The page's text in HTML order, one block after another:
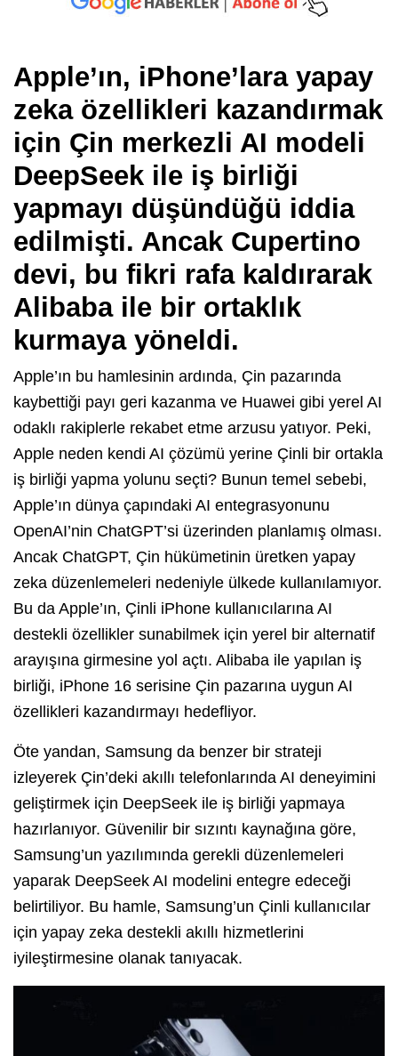
Apple’ın, iPhone’lara yapay
zeka özellikleri kazandırmak
için Çin merkezli AI modeli
DeepSeek ile iş birliği
yapmayı düşündüğü iddia
edilmişti. Ancak Cupertino
devi, bu fikri rafa kaldırarak
Alibaba ile bir ortaklık
kurmaya yöneldi.
Apple’ın bu hamlesinin ardında, Çin pazarında
kaybettiği payı geri kazanma ve Huawei gibi yerel AI
odaklı rakiplerle rekabet etme arzusu yatıyor. Peki,
Apple neden kendi AI çözümü yerine Çinli bir ortakla
iş birliği yapma yolunu seçti? Bunun temel sebebi,
Apple’ın dünya çapındaki AI entegrasyonunu
OpenAI’nin ChatGPT’si üzerinden planlamış olması.
Ancak ChatGPT, Çin hükümetinin üretken yapay
zeka düzenlemeleri nedeniyle ülkede kullanılamıyor.
Bu da Apple’ın, Çinli iPhone kullanıcılarına AI
destekli özellikler sunabilmek için yerel bir alternatif
arayışına girmesine yol açtı. Alibaba ile yapılan iş
birliği, iPhone 16 serisine Çin pazarına uygun AI
özellikleri kazandırmayı hedefliyor.
Öte yandan, Samsung da benzer bir strateji
izleyerek Çin’deki akıllı telefonlarında AI deneyimini
geliştirmek için DeepSeek ile iş birliği yapmaya
hazırlanıyor. Güvenilir bir sızıntı kaynağına göre,
Samsung’un yazılımında gerekli düzenlemeleri
yaparak DeepSeek AI modelini entegre edeceği
belirtiliyor. Bu hamle, Samsung’un Çinli kullanıcılar
için yapay zeka destekli akıllı hizmetlerini
iyileştirmesine olanak tanıyacak.